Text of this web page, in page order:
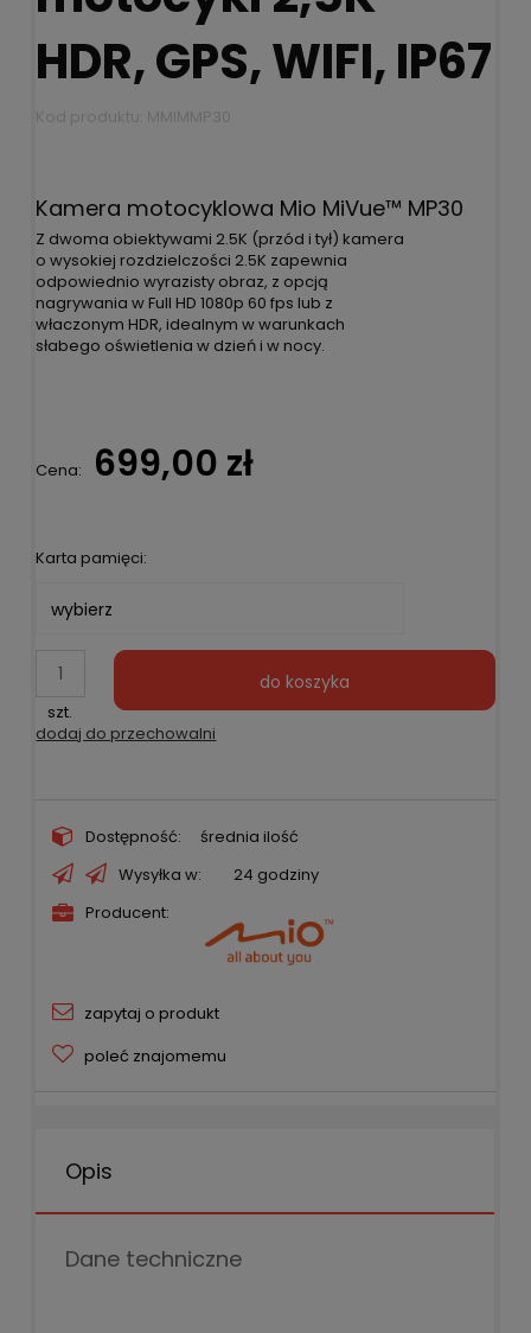
HDR, GPS, WIFI, IP67
Kamera motocyklowa Mio MiVue™ MP30
Z dwoma obiektywami 2.5K (przód i tył) kamera
o wysokiej rozdzielczości 2.5K zapewnia
odpowiednio wyrazisty obraz, z opcją
nagrywania w Full HD 1080p 60 fps lub z
właczonym HDR, idealnym w warunkach
słabego oświetlenia w dzień i w nocy.
Cena: 699,00 zł
Karta pamięci:
szt.
do koszyka
dodaj do przechowalni
Producent:
Wysyłka w: 24 godziny
Dostępność: średnia ilość
zapytaj o produkt
poleć znajomemu
Opis
Dane techniczne